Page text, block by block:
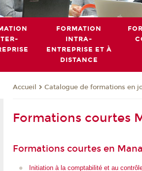
FORMATION
INTRA-
ENTREPRISE ET À
DISTANCE
Accueil Catalogue de formations en
Formations courtes
Formations courtes en
Initiation à la comptabilité et au